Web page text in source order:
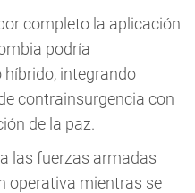
completo la aplicación
podría
integrando
contrainsurgencia con
de la paz.
las fuerzas armadas
operativa mientras se